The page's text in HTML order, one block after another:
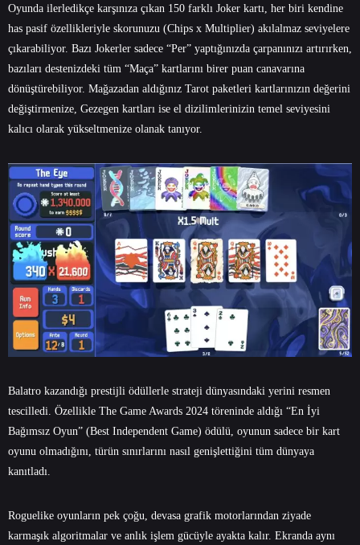
Oyunda ilerledikçe karşınıza çıkan 150 farklı Joker kartı, her biri kendine
has pasif özellikleriyle skorunuzu (Chips x Multiplier) akılalmaz seviyelere
çıkarabiliyor. Bazı Jokerler sadece “Per” yaptığınızda çarpanınızı artırırken,
bazıları destenizdeki tüm “Maça” kartlarını birer puan canavarına
dönüştürebiliyor. Mağazadan aldığınız Tarot paketleri kartlarınızın değerini
değiştirmenize, Gezegen kartları ise el dizilimlerinizin temel seviyesini
kalıcı olarak yükseltmenize olanak tanıyor.
Balatro kazandığı prestijli ödüllerle strateji dünyasındaki yerini resmen
tescilledi. Özellikle The Game Awards 2024 töreninde aldığı “En İyi
Bağımsız Oyun” (Best Independent Game) ödülü, oyunun sadece bir kart
oyunu olmadığını, türün sınırlarını nasıl genişlettiğini tüm dünyaya
kanıtladı.
Roguelike oyunların pek çoğu, devasa grafik motorlarından ziyade
karmaşık algoritmalar ve anlık işlem gücüyle ayakta kalır. Ekranda aynı